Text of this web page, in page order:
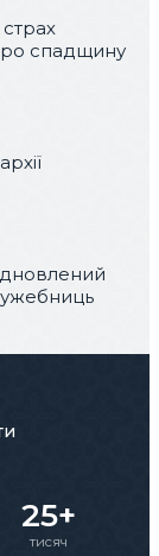
спадщину
25+
тисяч